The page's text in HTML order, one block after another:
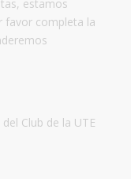
estamos
favor completa la
Club de la UTE